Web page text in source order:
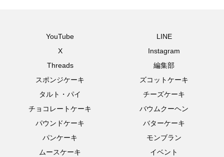
YouTube
LINE
X
Instagram
Threads
編集部
スポンジケーキ
ズコットケーキ
タルト・パイ
チーズケーキ
チョコレートケーキ
バウムクーヘン
パウンドケーキ
バターケーキ
パンケーキ
モンブラン
ムースケーキ
イベント